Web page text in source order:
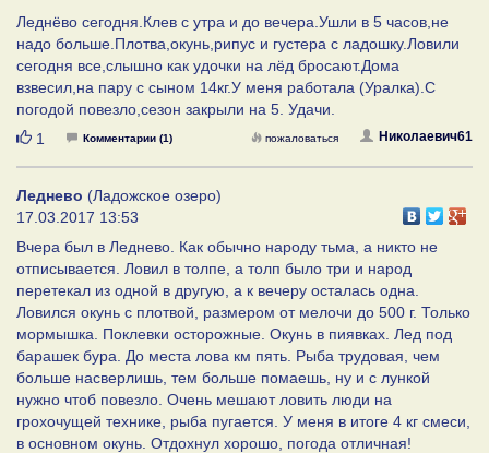
Леднёво сегодня.Клев с утра и до вечера.Ушли в 5 часов,не
надо больше.Плотва,окунь,рипус и густера с ладошку.Ловили
сегодня все,слышно как удочки на лёд бросают.Дома
взвесил,на пару с сыном 14кг.У меня работала (Уралка).С
погодой повезло,сезон закрыли на 5. Удачи.
Нравится
1 Комментарии (1) Николаевич61
пожаловаться
Леднево (Ладожское озеро)
17.03.2017 13:53
Вчера был в Леднево. Как обычно народу тьма, а никто не
отписывается. Ловил в толпе, а толп было три и народ
перетекал из одной в другую, а к вечеру осталась одна.
Ловился окунь с плотвой, размером от мелочи до 500 г. Только
мормышка. Поклевки осторожные. Окунь в пиявках. Лед под
барашек бура. До места лова км пять. Рыба трудовая, чем
больше насверлишь, тем больше помаешь, ну и с лункой
нужно чтоб повезло. Очень мешают ловить люди на
грохочущей технике, рыба пугается. У меня в итоге 4 кг смеси,
в основном окунь. Отдохнул хорошо, погода отличная!